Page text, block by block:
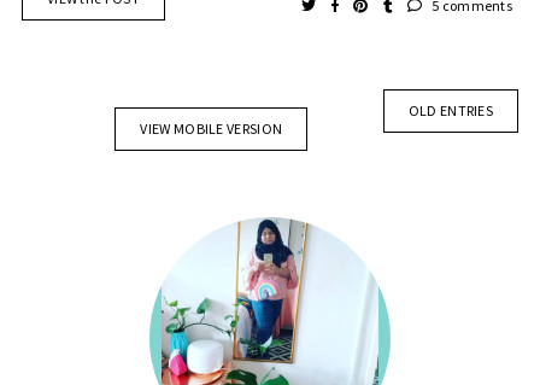
5 comments
OLD ENTRIES
VIEW MOBILE VERSION